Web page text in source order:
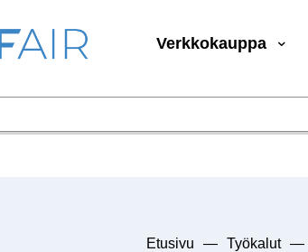
Verkkokauppa
Etusivu — Työkalut —